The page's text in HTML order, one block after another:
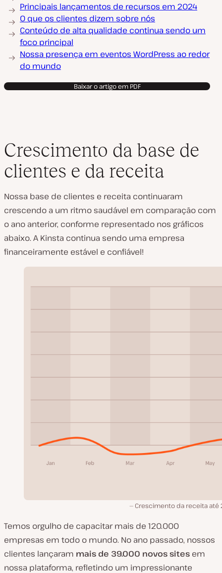
Principais lançamentos de recursos em 2024
O que os clientes dizem sobre nós
Conteúdo de alta qualidade continua sendo um
foco principal
Nossa presença em eventos WordPress ao redor
do mundo
Baixar o artigo em PDF
Crescimento da base de
clientes e da receita
Nossa base de clientes e receita continuaram
crescendo a um ritmo saudável em comparação com
o ano anterior, conforme representado nos gráficos
abaixo. A Kinsta continua sendo uma empresa
financeiramente estável e confiável!
Crescimento da receita até
Temos orgulho de capacitar mais de 120.000
empresas em todo o mundo. No ano passado, nossos
clientes lançaram mais de 39.000 novos sites em
nossa plataforma, refletindo um impressionante